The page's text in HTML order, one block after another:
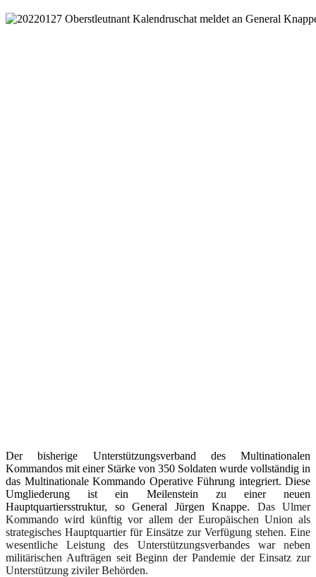
Der bisherige Unterstützungsverband des Multinationalen
Kommandos mit einer Stärke von 350 Soldaten wurde vollständig in
das Multinationale Kommando Operative Führung integriert. Diese
Umgliederung ist ein Meilenstein zu einer neuen
Hauptquartiersstruktur, so General Jürgen Knappe. Das Ulmer
Kommando wird künftig vor allem der Europäischen Union als
strategisches Hauptquartier für Einsätze zur Verfügung stehen. Eine
wesentliche Leistung des Unterstützungsverbandes war neben
militärischen Aufträgen seit Beginn der Pandemie der Einsatz zur
Unterstützung ziviler Behörden.